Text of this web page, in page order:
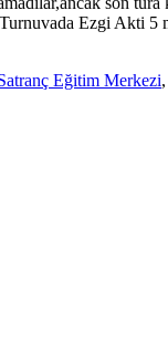
Ezgi Akti 5
Eğitim Merkezi,